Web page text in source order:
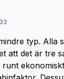
typ. Alla
att det är tre